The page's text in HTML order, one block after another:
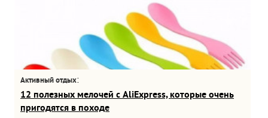
Активный отдых:
12 полезных мелочей с AliExpress, которые очень
пригодятся в походе